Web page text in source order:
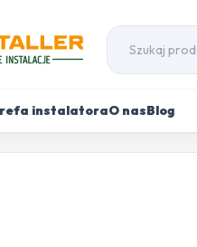
instalatoraO nasBlog